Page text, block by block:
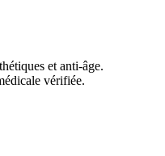
et anti-âge.
vérifiée.